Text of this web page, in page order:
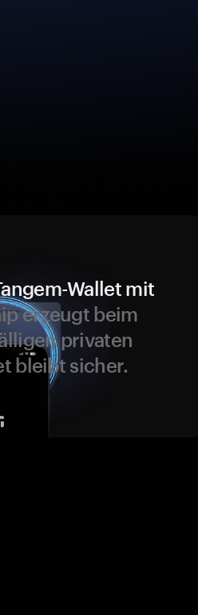
Wallet mit
erzeugt beim
privaten
bleibt sicher.